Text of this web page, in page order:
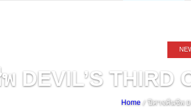
DEVIL’S THIRD
Home/ ปีศาจคืนชีพ